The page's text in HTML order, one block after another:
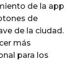
de la app
de
de la ciudad.
más
para los